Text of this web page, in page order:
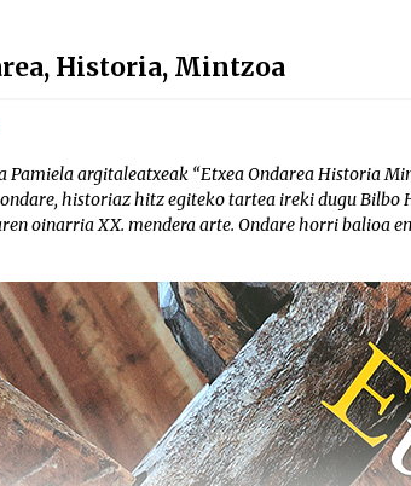
Historia, Mintzoa
Pamiela argitaleatxeak “Etxea Ondarea Historia
historiaz hitz egiteko tartea ireki dugu
oinarria XX. mendera arte. Ondare horri balioa